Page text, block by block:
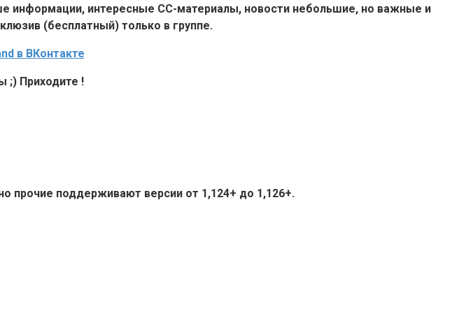
информации, интересные СС-материалы, новости небольшие, но важные и
(бесплатный) только в группе.
в ВКонтакте
;) Приходите !
прочие поддерживают версии от 1,124+ до 1,126+.